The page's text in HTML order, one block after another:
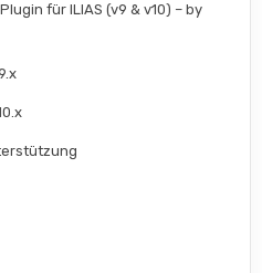
für ILIAS (v9 & v10) – by